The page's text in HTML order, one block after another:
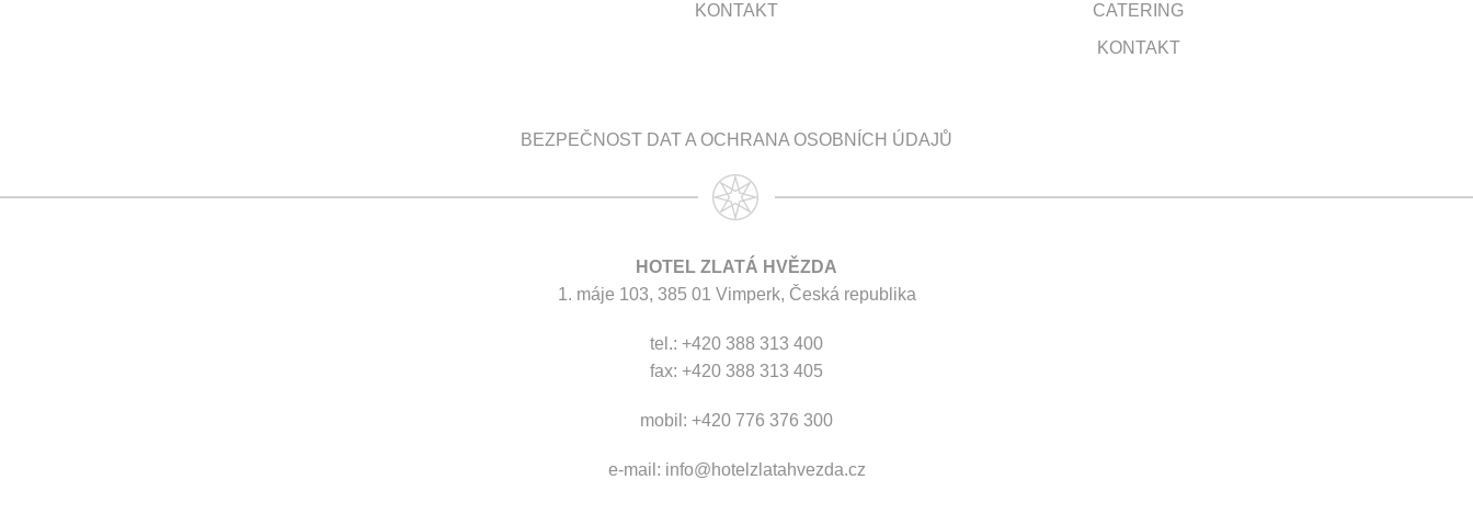
KONTAKT
CATERING
KONTAKT
BEZPEČNOST DAT A OCHRANA OSOBNÍCH ÚDAJŮ
HOTEL ZLATÁ HVĚZDA
1. máje 103, 385 01 Vimperk, Česká republika
tel.: +420 388 313 400
fax: +420 388 313 405
mobil: +420 776 376 300
e-mail: info@hotelzlatahvezda.cz